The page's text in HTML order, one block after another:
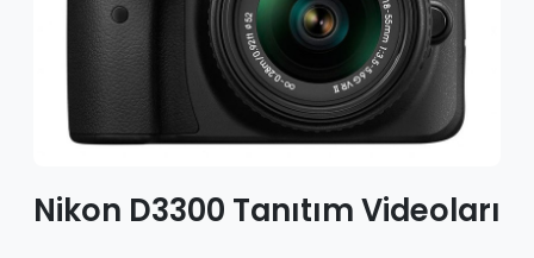
Nikon D3300 Tanıtım Videoları